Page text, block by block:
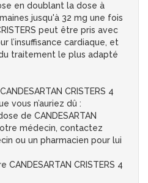
en doublant la dose à
jusqu'à 32 mg une fois
peut être pris avec
l’insuffisance cardiaque, et
traitement le plus adapté
CRISTERS 4
vous n’auriez dû :
de CANDESARTAN
médecin, contactez
ou un pharmacien pour lui
CRISTERS 4